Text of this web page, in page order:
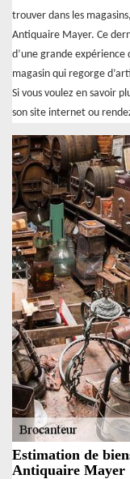
trouver dans les
Antiquaire Mayer. Ce
d’une grande
magasin qui regorge
Si vous voulez en savoir
son site internet ou
Estimation de
Antiquaire Mayer